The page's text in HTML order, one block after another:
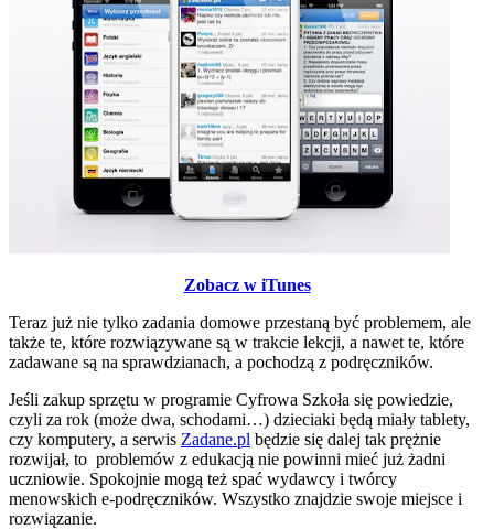
Zobacz w iTunes
Teraz już nie tylko zadania domowe przestaną być problemem, ale
także te, które rozwiązywane są w trakcie lekcji, a nawet te, które
zadawane są na sprawdzianach, a pochodzą z podręczników.
Jeśli zakup sprzętu w programie Cyfrowa Szkoła się powiedzie,
czyli za rok (może dwa, schodami…) dzieciaki będą miały tablety,
czy komputery, a serwis Zadane.pl będzie się dalej tak prężnie
rozwijał, to problemów z edukacją nie powinni mieć już żadni
uczniowie. Spokojnie mogą też spać wydawcy i twórcy
menowskich e-podręczników. Wszystko znajdzie swoje miejsce i
rozwiązanie.